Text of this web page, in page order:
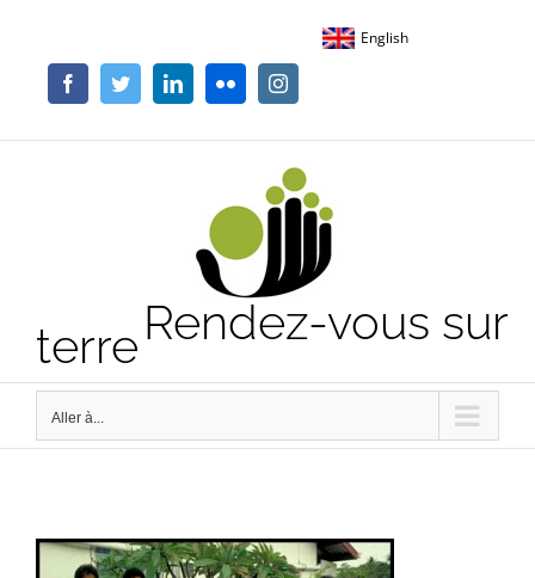
contenu
English
FacebookTwitterLinkedInFlickr Instagram
Rendez-vous sur
terre
Aller à...